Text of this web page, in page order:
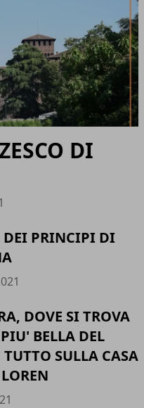
DI
DEI PRINCIPI DI
DOVE SI TROVA
BELLA DEL
SULLA CASA